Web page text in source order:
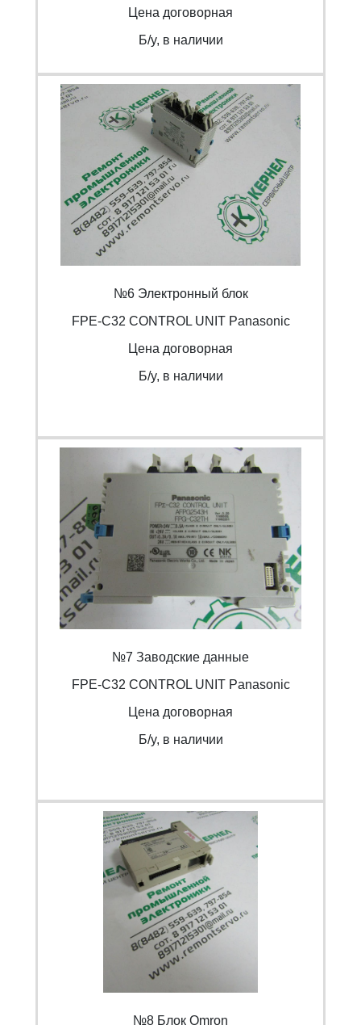
Цена договорная
Б/y, в наличии
№6 Электронный блок
FPE-C32 CONTROL UNIT Panasonic
Цена договорная
Б/y, в наличии
№7 Заводские данные
FPE-C32 CONTROL UNIT Panasonic
Цена договорная
Б/y, в наличии
№8 Блок Omron